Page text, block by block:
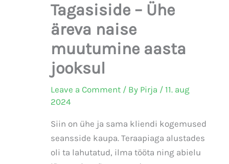
Tagasiside – Ühe
äreva naise
muutumine aasta
jooksul
Leave a Comment / By Pirja /11. aug
2024
Siin on ühe ja sama kliendi kogemused
seansside kaupa. Teraapiaga alustades
oli ta lahutatud, ilma tööta ning abielu